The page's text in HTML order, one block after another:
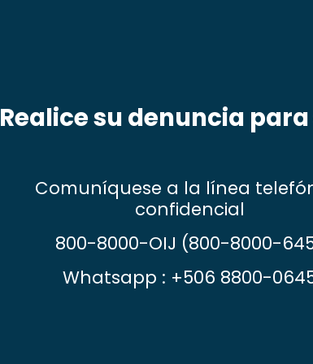
Realice su denuncia para
Comuníquese a la línea
confidencial
800-8000-OIJ (800-8000-
Whatsapp : +506 8800-